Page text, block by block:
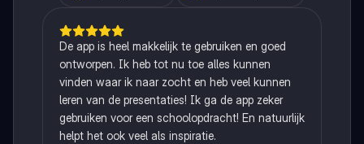
De app is heel makkelijk te gebruiken en goed
ontworpen. Ik heb tot nu toe alles kunnen
vinden waar ik naar zocht en heb veel kunnen
leren van de presentaties! Ik ga de app zeker
gebruiken voor een schoolopdracht! En natuurlijk
helpt het ook veel als inspiratie.